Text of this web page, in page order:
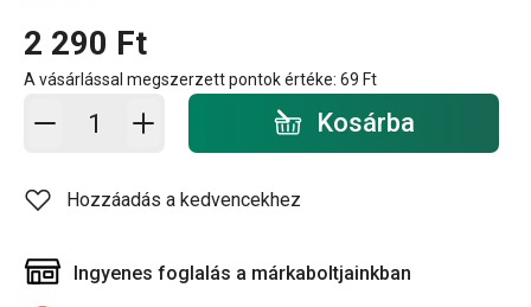
2 290 Ft
A vásárlással megszerzett pontok értéke: 69 Ft
Kosárba - mennyiség Kosárba
Hozzáadás a kedvencekhez
Ingyenes foglalás a márkaboltjainkban